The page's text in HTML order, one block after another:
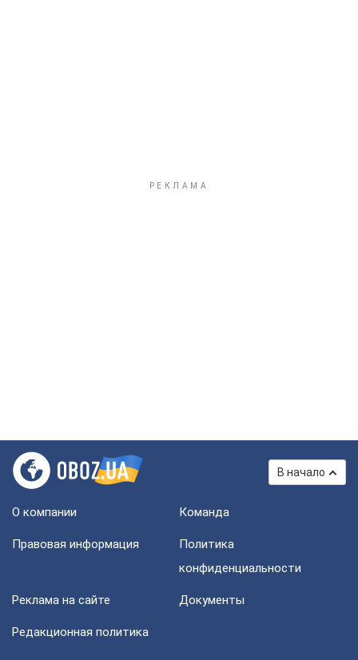
В начало
О компании Команда
Правовая информация
Политика
конфиденциальности
Реклама на сайте Документы
Редакционная политика